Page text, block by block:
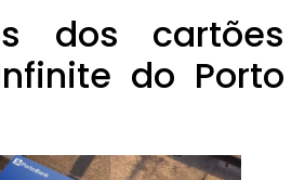
dos cartões
do Porto